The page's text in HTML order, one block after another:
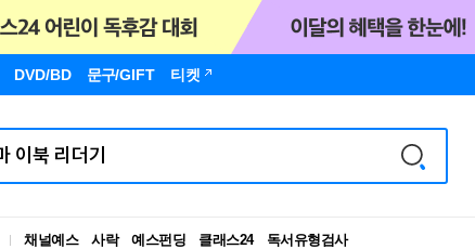
DVD/BD 문구/GIFT 티켓
채널예스 사락 예스펀딩 클래스24
독서유형검사